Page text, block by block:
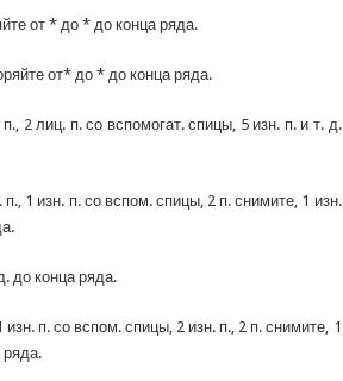
от * до * до конца ряда.
от* до * до конца ряда.
2 лиц. п. со вспомогат. спицы, 5 изн. п. и т. д.
1 изн. п. со вспом. спицы, 2 п. снимите, 1 изн.
до конца ряда.
п. со вспом. спицы, 2 изн. п., 2 п. снимите, 1
ряда.